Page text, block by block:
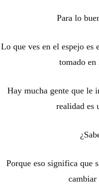
Para lo
Lo que ves en el espejo es
tomado en
Hay mucha gente que le
realidad es
Porque eso significa que
cambiar